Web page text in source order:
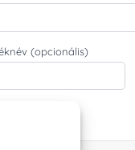
(opcionális)